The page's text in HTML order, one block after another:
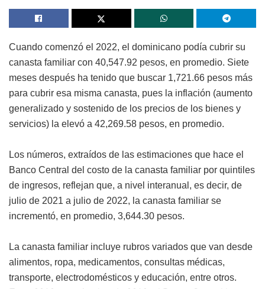
Cuando comenzó el 2022, el dominicano podía cubrir su
canasta familiar con 40,547.92 pesos, en promedio. Siete
meses después ha tenido que buscar 1,721.66 pesos más
para cubrir esa misma canasta, pues la inflación (aumento
generalizado y sostenido de los precios de los bienes y
servicios) la elevó a 42,269.58 pesos, en promedio.
Los números, extraídos de las estimaciones que hace el
Banco Central del costo de la canasta familiar por quintiles
de ingresos, reflejan que, a nivel interanual, es decir, de
julio de 2021 a julio de 2022, la canasta familiar se
incrementó, en promedio, 3,644.30 pesos.
La canasta familiar incluye rubros variados que van desde
alimentos, ropa, medicamentos, consultas médicas,
transporte, electrodomésticos y educación, entre otros.